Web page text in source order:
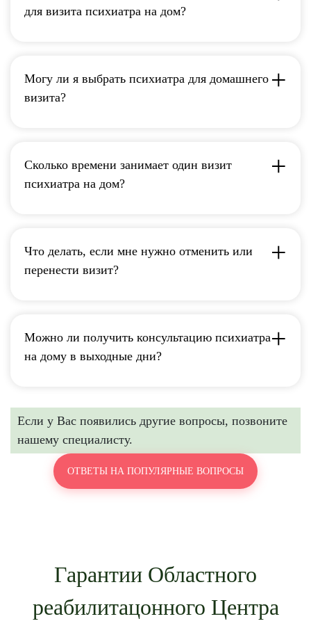
для визита психиатра на дом?
Могу ли я выбрать психиатра для домашнего
визита?
Cколько времени занимает один визит
психиатра на дом?
Что делать, если мне нужно отменить или
перенести визит?
Можно ли получить консультацию психиатра
на дому в выходные дни?
Если у Вас появились другие вопросы, позвоните
нашему специалисту.
ОТВЕТЫ НА ПОПУЛЯРНЫЕ ВОПРОСЫ
Гарантии Областного
реабилитацонного Центра